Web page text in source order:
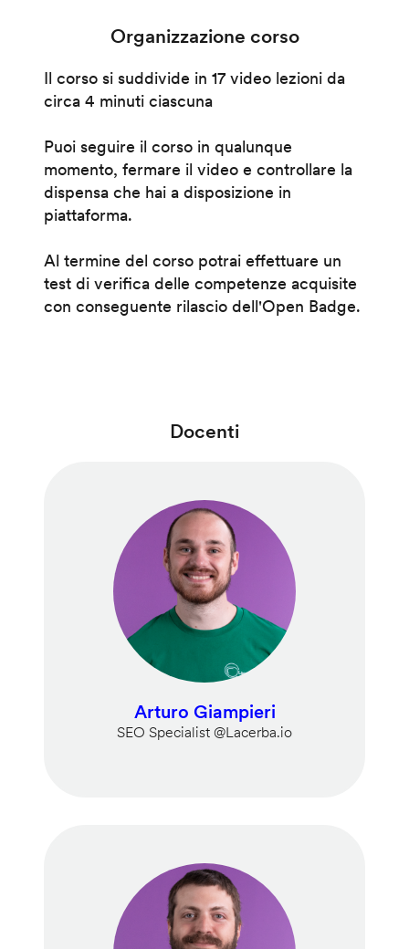
Organizzazione corso
Il corso si suddivide in 17 video lezioni da
circa 4 minuti ciascuna
Puoi seguire il corso in qualunque
momento, fermare il video e controllare la
dispensa che hai a disposizione in
piattaforma.
Al termine del corso potrai effettuare un
test di verifica delle competenze acquisite
con conseguente rilascio dell'Open Badge.
Docenti
Arturo Giampieri
SEO Specialist @Lacerba.io